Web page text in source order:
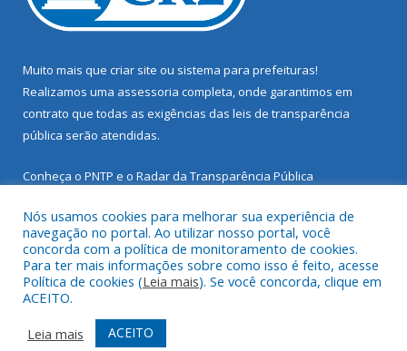
Muito mais que criar site ou sistema para prefeituras!
Realizamos uma assessoria completa, onde garantimos em
contrato que todas as exigências das leis de transparência
pública serão atendidas.
Conheça o PNTP e o Radar da Transparência Pública
Todos os direitos reservados a Prefeitura Municipal de Santarém
Novo.
Mapa do Site
Acessar Área Administrativa
Nós usamos cookies para melhorar sua experiência de
navegação no portal. Ao utilizar nosso portal, você
concorda com a política de monitoramento de cookies.
Para ter mais informações sobre como isso é feito, acesse
Política de cookies (Leia mais). Se você concorda, clique em
ACEITO.
Leia mais
ACEITO